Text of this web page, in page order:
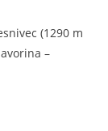
(1290 m
–